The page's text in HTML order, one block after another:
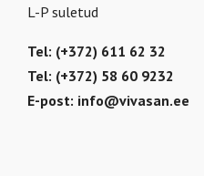
L-P suletud
Tel: (+372) 611 62 32
Tel: (+372) 58 60 9232
E-post: info@vivasan.ee